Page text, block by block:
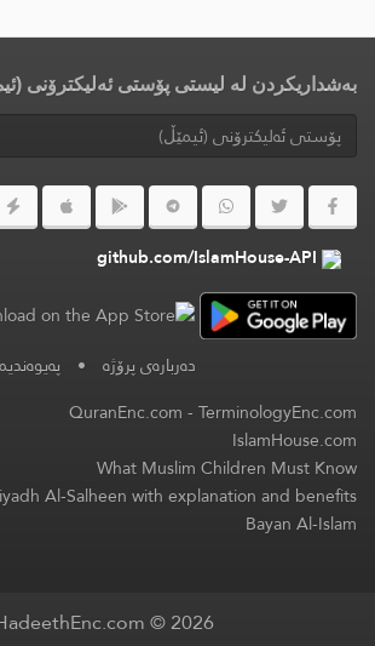
بەشداریکردن لە لیستی پۆستی ئەلیکترۆنی
github.com/IslamHouse-API
دەربارەی پرۆژە •
QuranEnc.com-TerminologyEnc.com
IslamHouse.com
What Muslim Children Must Know
Al-Salheen with explanation and benefits
Bayan Al-Islam
© 2026